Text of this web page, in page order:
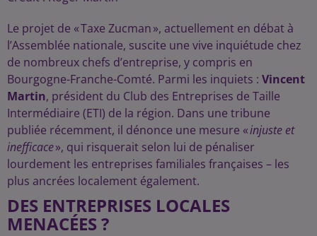
Le projet de « Taxe Zucman », actuellement en débat à
l’Assemblée nationale, suscite une vive inquiétude chez
de nombreux chefs d’entreprise, y compris en
Bourgogne-Franche-Comté. Parmi les inquiets : Vincent
Martin, président du Club des Entreprises de Taille
Intermédiaire (ETI) de la région. Dans une tribune
publiée récemment, il dénonce une mesure «injuste et
inefficace», qui risquerait selon lui de pénaliser
lourdement les entreprises familiales françaises – les
plus ancrées localement également.
DES ENTREPRISES LOCALES
MENACÉES ?